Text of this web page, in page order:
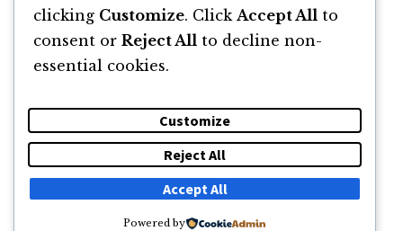
DESPRE NEWSLETTER CĂUTARE CONTACT
© 2011 -2026 TOATE DREPTURILE REZERVATE FLORIN ROȘOGA
clicking Customize. Click Accept All to
consent or Reject All to decline non-
essential cookies.
Customize
Reject All
Accept All
Powered by